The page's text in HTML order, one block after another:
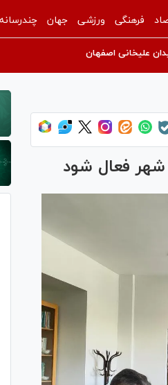
فرهنگی ورزشی جهان
علیخانی اصفهان
فعال شود